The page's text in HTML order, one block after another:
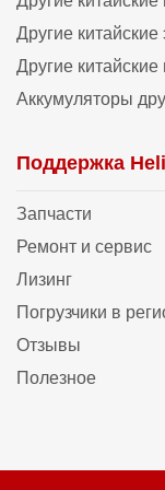
Другие
Другие
Аккумуляторы
Поддержка Heli
Запчасти
Ремонт и сервис
Лизинг
Погрузчики в
Отзывы
Полезное